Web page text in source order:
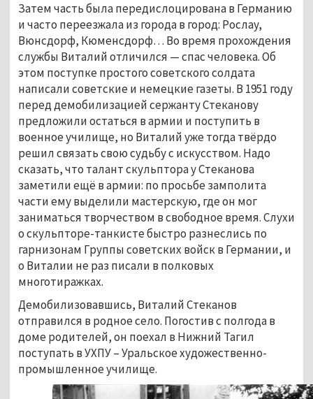
Затем часть была передислоцирована в Германию
и часто переезжала из города в город: Рослау,
Вюнсдорф, Кюменсдорф… Во время прохождения
службы Виталий отличился — спас человека. Об
этом поступке простого советского солдата
написали советские и немецкие газеты. В 1951 году
перед демобилизацией сержанту Стеканову
предложили остаться в армии и поступить в
военное училище, но Виталий уже тогда твёрдо
решил связать свою судьбу с искусством. Надо
сказать, что талант скульптора у Стеканова
заметили ещё в армии: по просьбе замполита
части ему выделили мастерскую, где он мог
заниматься творчеством в свободное время. Слухи
о скульпторе-танкисте быстро разнеслись по
гарнизонам Группы советских войск в Германии, и
о Виталии не раз писали в полковых
многотиражках.
Демобилизовавшись, Виталий Стеканов
отправился в родное село. Погостив с полгода в
доме родителей, он поехал в Нижний Тагил
поступать в УХПУ – Уральское художественно-
промышленное училище.